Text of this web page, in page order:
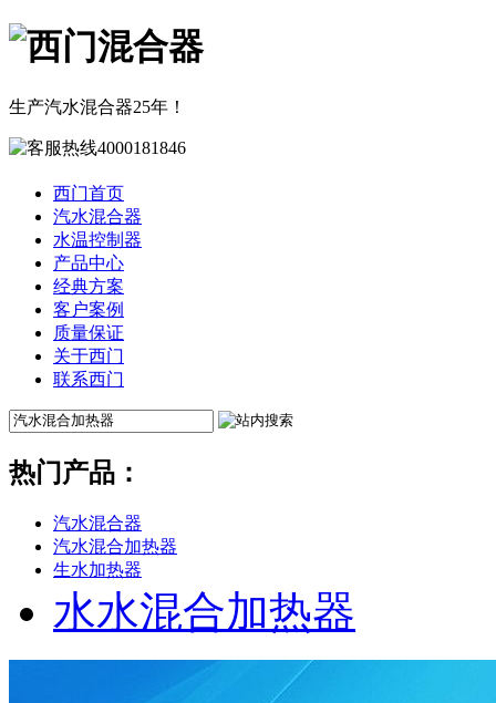
生产汽水混合器25年！
西门首页
汽水混合器
水温控制器
产品中心
经典方案
客户案例
质量保证
关于西门
联系西门
热门产品：
汽水混合器
汽水混合加热器
生水加热器
水水混合加热器